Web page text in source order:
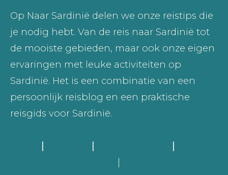
Op Naar Sardinië delen we onze reistips die
je nodig hebt. Van de reis naar Sardinië tot
de mooiste gebieden, maar ook onze eigen
ervaringen met leuke activiteiten op
Sardinië. Het is een combinatie van een
persoonlijk reisblog en een praktische
reisgids voor Sardinië.
| |
|
|